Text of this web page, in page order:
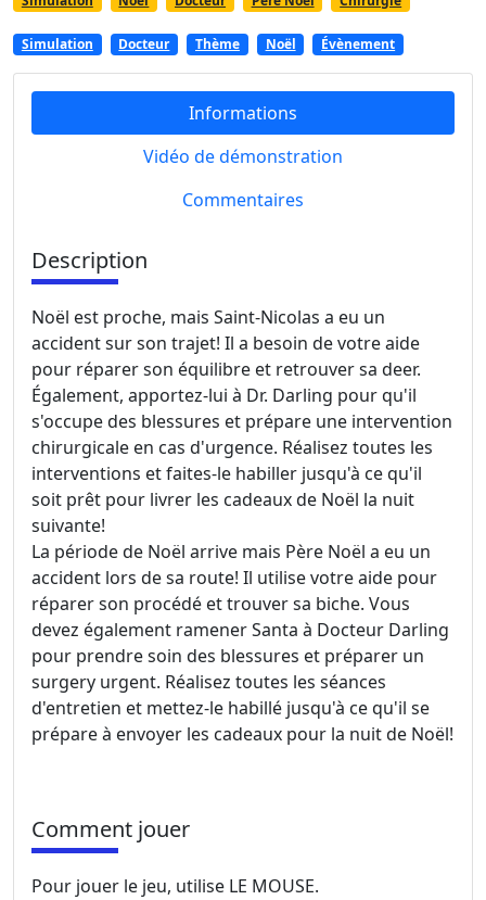
Simulation Docteur Thème Noël Évènement
Informations
Vidéo de démonstration
Commentaires
Description
Noël est proche, mais Saint-Nicolas a eu un
accident sur son trajet! Il a besoin de votre aide
pour réparer son équilibre et retrouver sa deer.
Également, apportez-lui à Dr. Darling pour qu'il
s'occupe des blessures et prépare une intervention
chirurgicale en cas d'urgence. Réalisez toutes les
interventions et faites-le habiller jusqu'à ce qu'il
soit prêt pour livrer les cadeaux de Noël la nuit
suivante!
La période de Noël arrive mais Père Noël a eu un
accident lors de sa route! Il utilise votre aide pour
réparer son procédé et trouver sa biche. Vous
devez également ramener Santa à Docteur Darling
pour prendre soin des blessures et préparer un
surgery urgent. Réalisez toutes les séances
d'entretien et mettez-le habillé jusqu'à ce qu'il se
prépare à envoyer les cadeaux pour la nuit de Noël!
Comment jouer
Pour jouer le jeu, utilise LE MOUSE.